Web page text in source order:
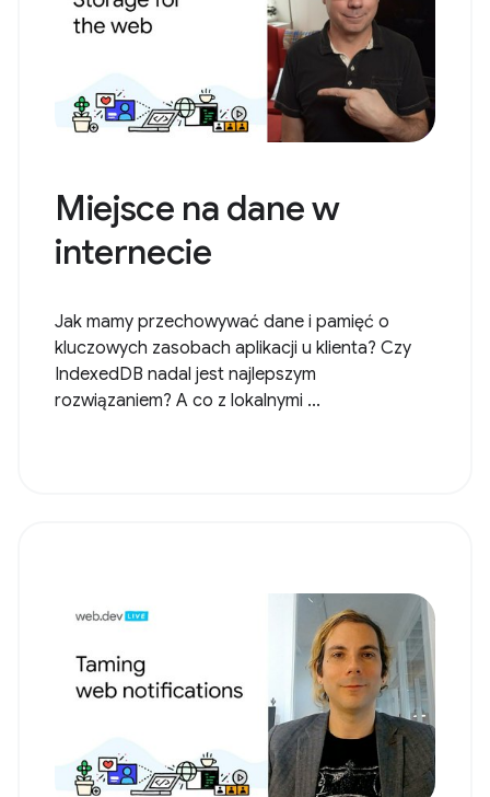
Miejsce na dane w
internecie
Jak mamy przechowywać dane i pamięć o
kluczowych zasobach aplikacji u klienta? Czy
IndexedDB nadal jest najlepszym
rozwiązaniem? A co z lokalnymi ...